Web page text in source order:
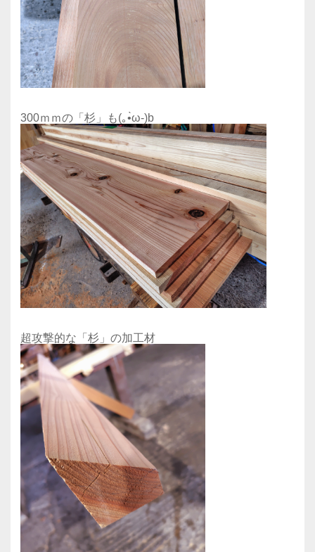
300ｍｍの「杉」も(｡•̀ω-)b
超攻撃的な「杉」の加工材